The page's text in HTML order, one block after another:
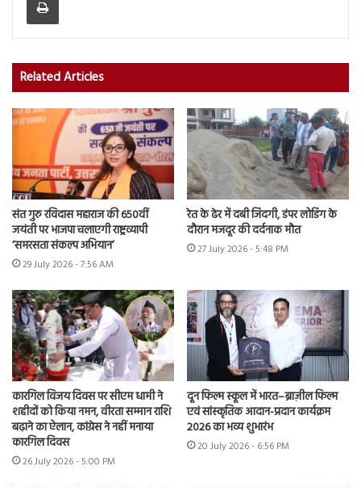
Related Articles
संत गुरु रविदास महाराज की 650वीं
जयंती पर भाजपा चलाएगी राष्ट्रव्यापी
‘समरसता संकल्प अभियान’
29 July 2026 - 7:56 AM
रेत के ढेर में दबी जिंदगी, डंपर लोडिंग के
दौरान मजदूर की दर्दनाक मौत
27 July 2026 - 5:48 PM
कारगिल विजय दिवस पर सीएम धामी ने
शहीदों को किया नमन, वीरता सम्मान राशि
बढ़ाने का ऐलान, कांग्रेस ने नहीं मनाया
कारगिल दिवस
26 July 2026 - 5:00 PM
दून फिल्म स्कूल में भारत–ब्राज़ील फिल्म
एवं सांस्कृतिक आदान-प्रदान कार्यक्रम
2026 का भव्य शुभारंभ
20 July 2026 - 6:56 PM